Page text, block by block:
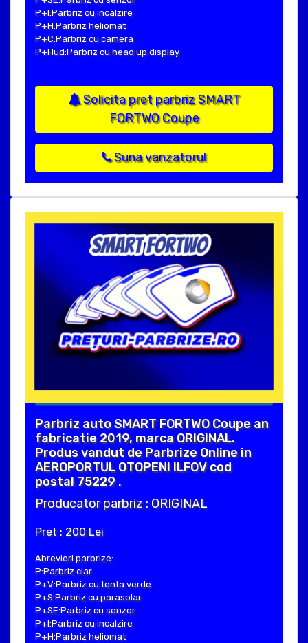
P+I:Parbriz cu incalzire
P+H:Parbriz heliomat
P+C:Parbriz cu camera
P+Hud:Parbriz cu head up display
Solicita pret parbriz SMART
FORTWO Coupe
Suna vanzatorul
Parbriz auto SMART FORTWO Coupe an
fabricatie 2019, marca ORIGINAL.
Produs vandut de Parbrize Online in
AEROPORTUL OTOPENI ILFOV cod
postal 75229 .
Producator parbriz : ORIGINAL
Pret : 200 Lei
Abrevieri parbrize:
P:Parbriz clar
P+V:Parbriz cu tenta verde
P+S:Parbriz cu parasolar
P+SE:Parbriz cu senzor
P+I:Parbriz cu incalzire
P+H:Parbriz heliomat